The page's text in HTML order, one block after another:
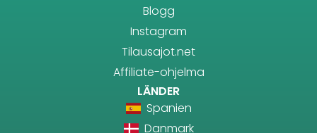
Blogg
Instagram
Tilausajot.net
Affiliate-ohjelma
LÄNDER
Spanien
Danmark